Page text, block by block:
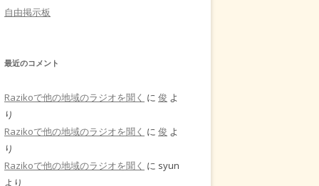
自由掲示板
最近のコメント
Razikoで他の地域のラジオを聞く に 俊 よ
り
Razikoで他の地域のラジオを聞く に 俊 よ
り
Razikoで他の地域のラジオを聞く に syun
より